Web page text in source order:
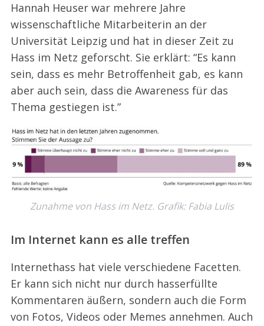
Hannah Heuser war mehrere Jahre
wissenschaftliche Mitarbeiterin an der
Universität Leipzig und hat in dieser Zeit zu
Hass im Netz geforscht. Sie erklärt: “Es kann
sein, dass es mehr Betroffenheit gab, es kann
aber auch sein, dass die Awareness für das
Thema gestiegen ist.”
Zunahme von Hass im Netz. Grafik: Fabia Lulis
Im Internet kann es alle treffen
Internethass hat viele verschiedene Facetten.
Er kann sich nicht nur durch hasserfüllte
Kommentaren äußern, sondern auch die Form
von Fotos, Videos oder Memes annehmen. Auch